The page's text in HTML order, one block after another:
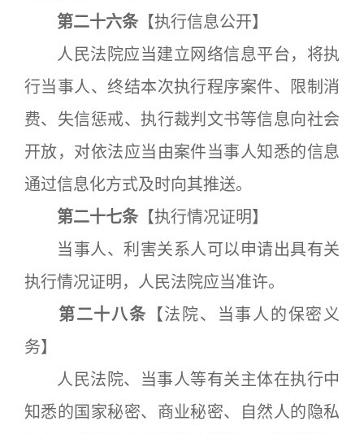
第二十六条 【执行信息公开】
人民法院应当建立网络信息平台，将执
行当事人、终结本次执行程序案件、限制消
费、失信惩戒、执行裁判文书等信息向社会
开放，对依法应当由案件当事人知悉的信息
通过信息化方式及时向其推送。
第二十七条 【执行情况证明】
当事人、利害关系人可以申请出具有关
执行情况证明，人民法院应当准许。
第二十八条 【法院、当事人的保密义
务】
人民法院、当事人等有关主体在执行中
知悉的国家秘密、商业秘密、自然人的隐私